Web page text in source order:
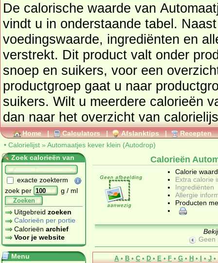
De calorische waarde van
vindt u in onderstaande tabel. Naast de
voedingswaarde, ingrediënten en
verstrekt. Dit product valt onder
snoep en suikers, voor een overzicht van producten uit deze
productgroep gaat u naar
suikers. Wilt u meerdere calorieën
dan naar het overzicht van
Home | Calculators | Afslanktips | Recepten
• Calorielijst » Automaatjes kever klein (Autodrop)
Zoek calorieën van
exacte zoekterm
zoek per
g / ml
Zoeken
Uitgebreid zoeken
Calorieën per portie
Calorieën archief
Voor je website
Menu
Calorieën
Calorie
Extra calorie
Ingrediënten
Allergie
Producten
Geen
A • B • C • D • E • F • G • H • I • J •